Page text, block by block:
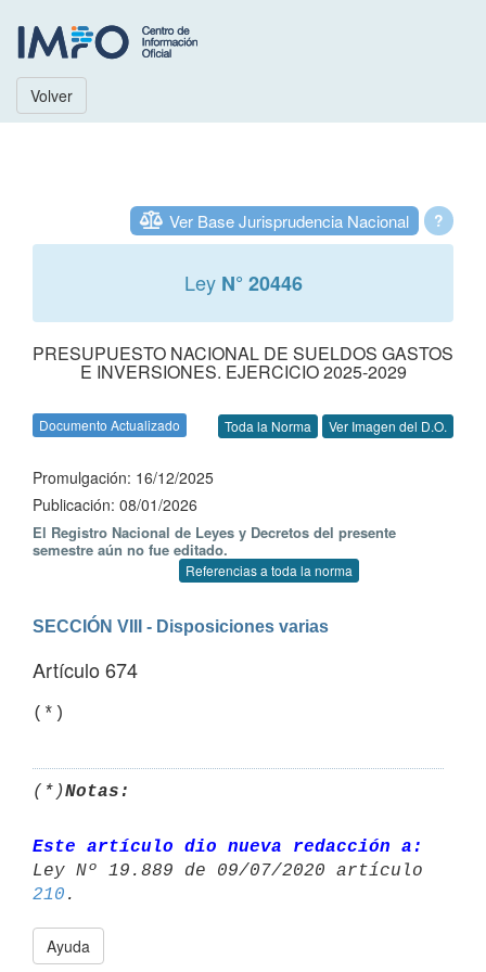
Volver
?
Ver Base Jurisprudencia Nacional
Ley N° 20446
PRESUPUESTO NACIONAL DE SUELDOS GASTOS
E INVERSIONES. EJERCICIO 2025-2029
Documento Actualizado Toda la Norma Ver Imagen del D.O.
Promulgación: 16/12/2025
Publicación: 08/01/2026
El Registro Nacional de Leyes y Decretos del presente
semestre aún no fue editado.
Referencias a toda la norma
SECCIÓN VIII - Disposiciones varias
Artículo 674
(*)
(*)Notas:
Este artículo dio nueva redacción a:
210
Ayuda